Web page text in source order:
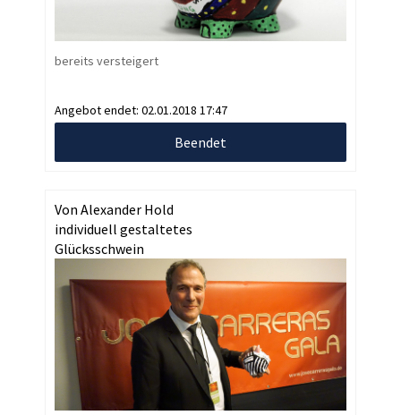
bereits versteigert
Angebot endet: 02.01.2018 17:47
Beendet
Von Alexander Hold
individuell gestaltetes
Glücksschwein